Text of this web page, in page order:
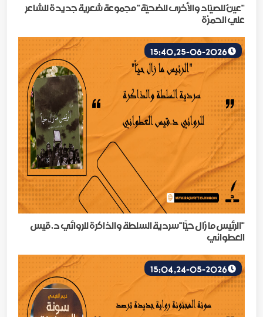
"عينٌ للصيّاد والأخرى للضحيّة" مجموعة شعرية جديدة للشاعر
علي الحمزة
"الرئيس ما زال حيّاً"سردية السلطة والذاكرة للروائي د.قيس
العطواني